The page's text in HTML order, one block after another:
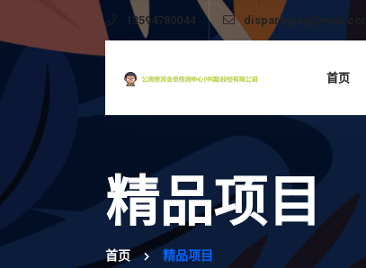
13594780044 disparaging@msn.com
首页
精品项目
首页 精品项目